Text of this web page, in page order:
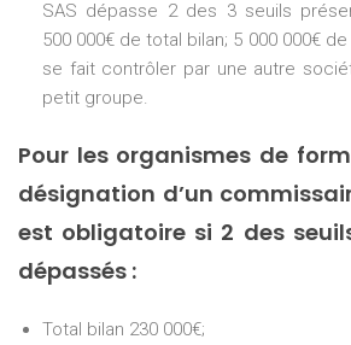
SAS dépasse 2 des 3 seuils
500 000€ de total bilan; 5 000 000€
se fait contrôler par une autre
petit groupe.
Pour les organismes de
désignation d’un
est obligatoire si 2 des
dépassés :
Total bilan 230 000€;